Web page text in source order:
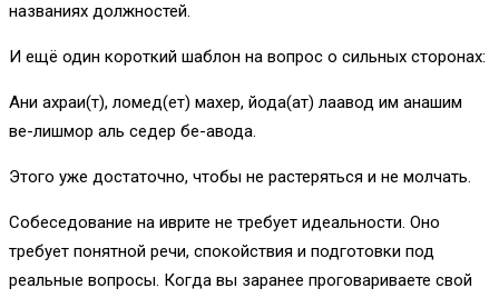
названиях должностей.
И ещё один короткий шаблон на вопрос о сильных сторонах:
Ани ахраи(т), ломед(ет) махер, йода(ат) лаавод им анашим
ве-лишмор аль седер бе-авода.
Этого уже достаточно, чтобы не растеряться и не молчать.
Собеседование на иврите не требует идеальности. Оно
требует понятной речи, спокойствия и подготовки под
реальные вопросы. Когда вы заранее проговариваете свой